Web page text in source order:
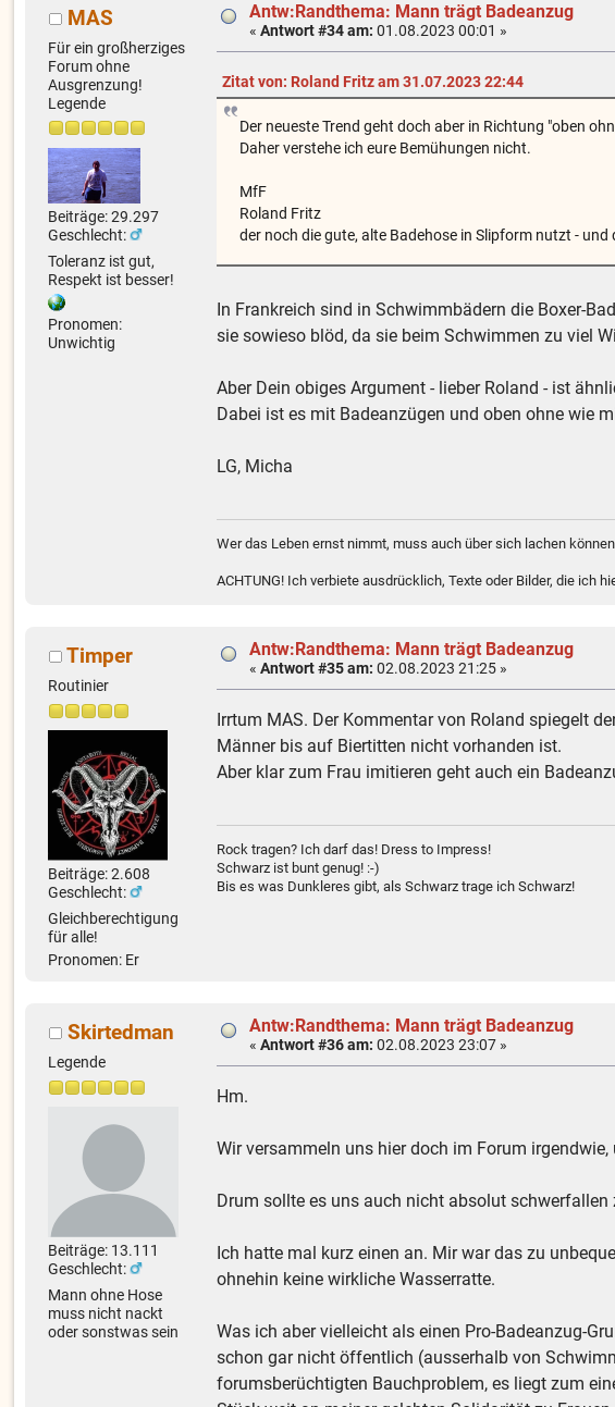
MAS
Für ein großherziges
Forum ohne
Ausgrenzung!
Legende
Beiträge: 29.297
Geschlecht:
Toleranz ist gut,
Respekt ist besser!
Pronomen:
Unwichtig
Antw:Randthema: Mann trägt Badeanzug
«Antwort #34 am: 01.08.2023 00:01 »
Zitat von: Roland Fritz am 31.07.2023 22:44
Der neueste Trend geht doch aber in Richtung "oben
Daher verstehe ich eure Bemühungen nicht.
MfF
Roland Fritz
der noch die gute, alte Badehose in Slipform nutzt -
In Frankreich sind in Schwimmbädern die Boxer-
sie sowieso blöd, da sie beim Schwimmen zu viel
Aber Dein obiges Argument - lieber Roland - ist
Dabei ist es mit Badeanzügen und oben ohne wie
LG, Micha
Wer das Leben ernst nimmt, muss auch über sich lachen
ACHTUNG! Ich verbiete ausdrücklich, Texte oder Bilder, die ich
Timper
Routinier
Beiträge: 2.608
Geschlecht:
Gleichberechtigung
für alle!
Pronomen: Er
Antw:Randthema: Mann trägt Badeanzug
«Antwort #35 am: 02.08.2023 21:25 »
Irrtum MAS. Der Kommentar von Roland spiegelt
Männer bis auf Biertitten nicht vorhanden ist.
Aber klar zum Frau imitieren geht auch ein
Rock tragen? Ich darf das! Dress to Impress!
Schwarz ist bunt genug! :-)
Bis es was Dunkleres gibt, als Schwarz trage ich Schwarz!
Skirtedman
Legende
Beiträge: 13.111
Geschlecht:
Mann ohne Hose
muss nicht nackt
oder sonstwas sein
Antw:Randthema: Mann trägt Badeanzug
«Antwort #36 am: 02.08.2023 23:07 »
Hm.
Wir versammeln uns hier doch im Forum
Drum sollte es uns auch nicht absolut
Ich hatte mal kurz einen an. Mir war das zu
ohnehin keine wirkliche Wasserratte.
Was ich aber vielleicht als einen Pro-Badeanzug-
schon gar nicht öffentlich (ausserhalb von
forumsberüchtigten Bauchproblem, es liegt zum